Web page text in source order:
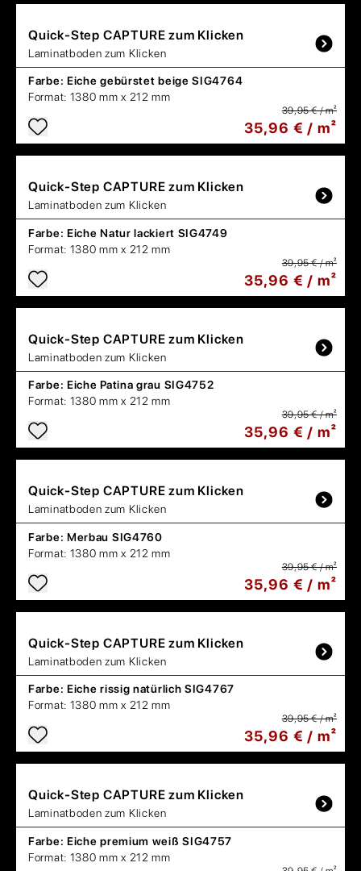
Quick-Step CAPTURE zum Klicken
Laminatboden zum Klicken
Farbe: Eiche gebürstet beige SIG4764
Format: 1380 mm x 212 mm
39,95 € / m²
35,96 € / m²
Quick-Step CAPTURE zum Klicken
Laminatboden zum Klicken
Farbe: Eiche Natur lackiert SIG4749
Format: 1380 mm x 212 mm
39,95 € / m²
35,96 € / m²
Quick-Step CAPTURE zum Klicken
Laminatboden zum Klicken
Farbe: Eiche Patina grau SIG4752
Format: 1380 mm x 212 mm
39,95 € / m²
35,96 € / m²
Quick-Step CAPTURE zum Klicken
Laminatboden zum Klicken
Farbe: Merbau SIG4760
Format: 1380 mm x 212 mm
39,95 € / m²
35,96 € / m²
Quick-Step CAPTURE zum Klicken
Laminatboden zum Klicken
Farbe: Eiche rissig natürlich SIG4767
Format: 1380 mm x 212 mm
39,95 € / m²
35,96 € / m²
Quick-Step CAPTURE zum Klicken
Laminatboden zum Klicken
Farbe: Eiche premium weiß SIG4757
Format: 1380 mm x 212 mm